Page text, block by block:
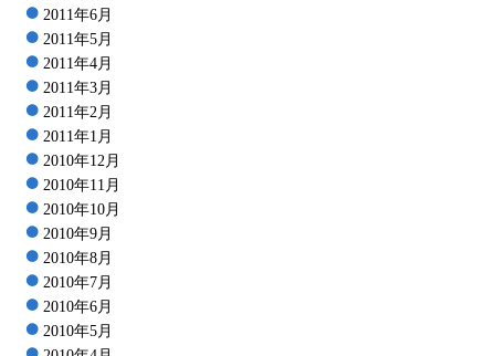
2011年6月
2011年5月
2011年4月
2011年3月
2011年2月
2011年1月
2010年12月
2010年11月
2010年10月
2010年9月
2010年8月
2010年7月
2010年6月
2010年5月